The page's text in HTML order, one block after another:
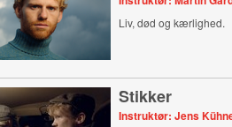
Liv, død og kærlighed.
Stikker
Instruktør: Jens